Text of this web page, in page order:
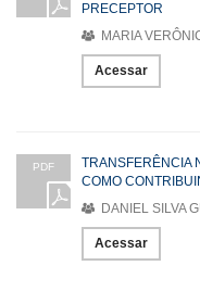
PRECEPTOR
MARIA
Acessar
PDF
TRANSFERÊNCIA
COMO
DANIEL SILVA
Acessar